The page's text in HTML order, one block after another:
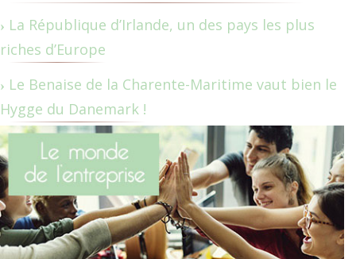
La République d’Irlande, un des pays les plus
riches d’Europe
Le Benaise de la Charente-Maritime vaut bien le
Hygge du Danemark !